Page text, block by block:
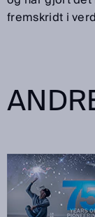
fremskridt i